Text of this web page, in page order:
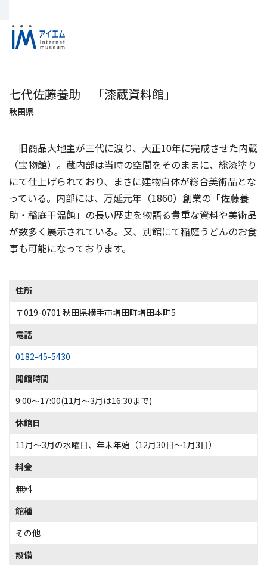
七代佐藤養助 「漆蔵資料館」
秋田県
旧商品大地主が三代に渡り、大正10年に完成させた内蔵
（宝物館）。蔵内部は当時の空間をそのままに、総漆塗り
にて仕上げられており、まさに建物自体が総合美術品とな
っている。内部には、万延元年（1860）創業の「佐藤養
助・稲庭干温飩」の長い歴史を物語る貴重な資料や美術品
が数多く展示されている。又、別館にて稲庭うどんのお食
事も可能になっております。
住所
〒019-0701 秋田県横手市増田町増田本町5
電話
0182-45-5430
開館時間
9:00～17:00(11月～3月は16:30まで)
休館日
11月～3月の水曜日、年末年始（12月30日～1月3日）
料金
無料
館種
その他
設備